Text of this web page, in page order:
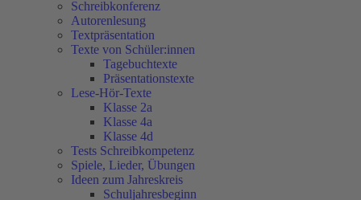
Schreibkonferenz
Autorenlesung
Textpräsentation
Texte von Schüler:innen
Tagebuchtexte
Präsentationstexte
Lese-Hör-Texte
Klasse 2a
Klasse 4a
Klasse 4d
Tests Schreibkompetenz
Spiele, Lieder, Übungen
Ideen zum Jahreskreis
Schuljahresbeginn